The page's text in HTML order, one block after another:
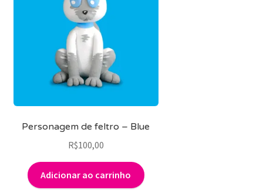
Personagem de feltro – Blue
R$100,00
Adicionar ao carrinho